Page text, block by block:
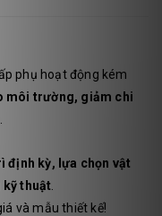
phụ hoạt động kém
môi trường, giảm chi
định kỳ, lựa chọn vật
kỹ thuật
và mẫu thiết kế!